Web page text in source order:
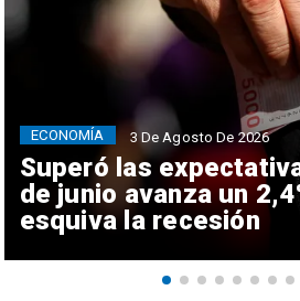
Superó las
de junio avanza un
esquiva la recesión
ECONOMÍA 3 De Agosto De 2026